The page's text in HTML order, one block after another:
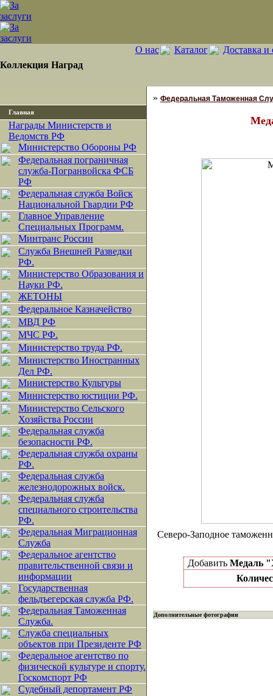
Коллекция Наград
О нас Каталог Доставка и
Главная
Награды Министерств и
Ведомств РФ
Министерство Обороны РФ
Федеральная пограничная
служба-Погранвойска ФСБ
РФ
Федеральная служба Войск
Национальной Гвардии РФ
Главное Управление
Специальных Программ.
Минтранс России
Служба Внешней Разведки
РФ.
Министерство Образования и
Науки РФ.
ЖЕТОНЫ
Федеральное Казначейство
МВД РФ
МЧС РФ.
Министерство труда РФ.
Министерство Иностранных
Дел РФ.
Министерство Культуры
Министерство юстиции РФ.
Министерство Сельского
Хозяйства России
Федеральная служба
безопасности РФ.
Федеральная служба охраны
РФ.
Федеральная служба
железнодорожных войск.
Федеральная служба
специального строительства
РФ.
Федеральная Миграционная
Служба
Федеральное агентство
правительственной связи и
информации
Государственная
фельдъегерская служба РФ.
Федеральная Таможенная
Служба.
Служба специальных
объектов при Президенте РФ
Федеральное агентство по
физической культуре и спорту.
Госкомспорт РФ
Судебный депортамент РФ
» Федеральная Таможенная
Северо-Заподное
Добавить Медаль
Дополнительные фотографии